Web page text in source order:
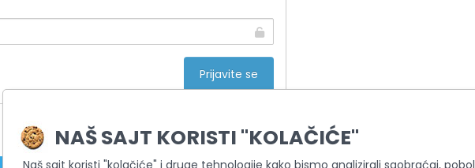
ili NAŠ SAJT KORISTI "KOLAČIĆE"
Naš sajt koristi "kolačiće" i druge tehnologije kako bismo analizirali saobraćaj,